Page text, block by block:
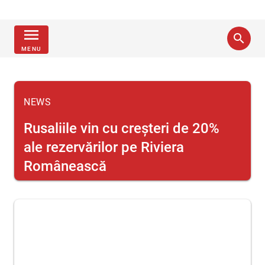
menu
MENU
search
NEWS
Rusaliile vin cu creșteri de 20%
ale rezervărilor pe Riviera
Românească